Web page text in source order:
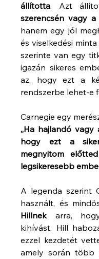
állította. Azt
szerencsén vagy
hanem egy jól
és viselkedési
szerinte van egy
igazán sikeres
az, hogy ezt a
rendszerbe lehet-e
Carnegie egy
„Ha hajlandó vagy
hogy ezt a
megnyitom
legsikeresebb
A legenda szerint
használt, és
Hillnek arra, hogy
kihívást. Hill
ezzel kezdetét
amely során több